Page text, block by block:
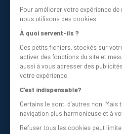
Pour améliorer votre expérience
nous utilisons des cookies.
À quoi servent-ils ?
Ces petits fichiers, stockés sur
activer des fonctions du site et
aussi à vous adresser des
votre expérience.
C'est indispensable?
Certains le sont, d’autres non.
navigation plus harmonieuse et à
Refuser tous les cookies peut
Du